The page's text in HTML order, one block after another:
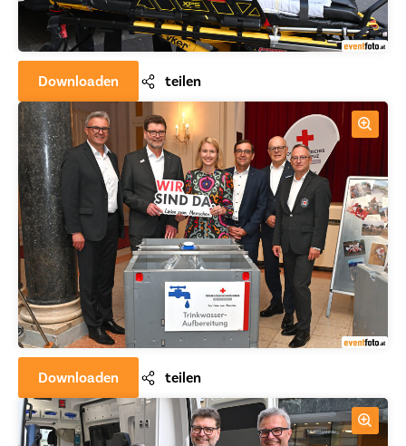
Downloaden teilen
Downloaden teilen